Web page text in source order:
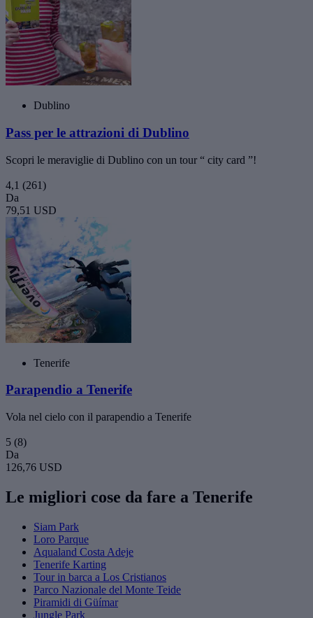
Dublino
Pass per le attrazioni di Dublino
Scopri le meraviglie di Dublino con un tour “ city card ”!
4,1 (261)
Da
79,51 USD
Tenerife
Parapendio a Tenerife
Vola nel cielo con il parapendio a Tenerife
5 (8)
Da
126,76 USD
Le migliori cose da fare a Tenerife
Siam Park
Loro Parque
Aqualand Costa Adeje
Tenerife Karting
Tour in barca a Los Cristianos
Parco Nazionale del Monte Teide
Piramidi di Güímar
Jungle Park